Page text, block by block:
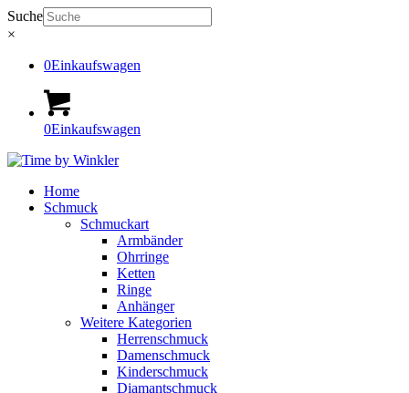
Suche
×
0Einkaufswagen
0Einkaufswagen
Home
Schmuck
Schmuckart
Armbänder
Ohrringe
Ketten
Ringe
Anhänger
Weitere Kategorien
Herrenschmuck
Damenschmuck
Kinderschmuck
Diamantschmuck